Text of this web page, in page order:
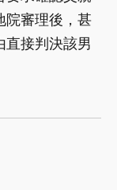
院審理後，甚
直接判決該男